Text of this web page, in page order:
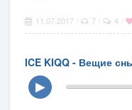
11.07.2017 7 4
ICE KIQQ - Вещие
▶